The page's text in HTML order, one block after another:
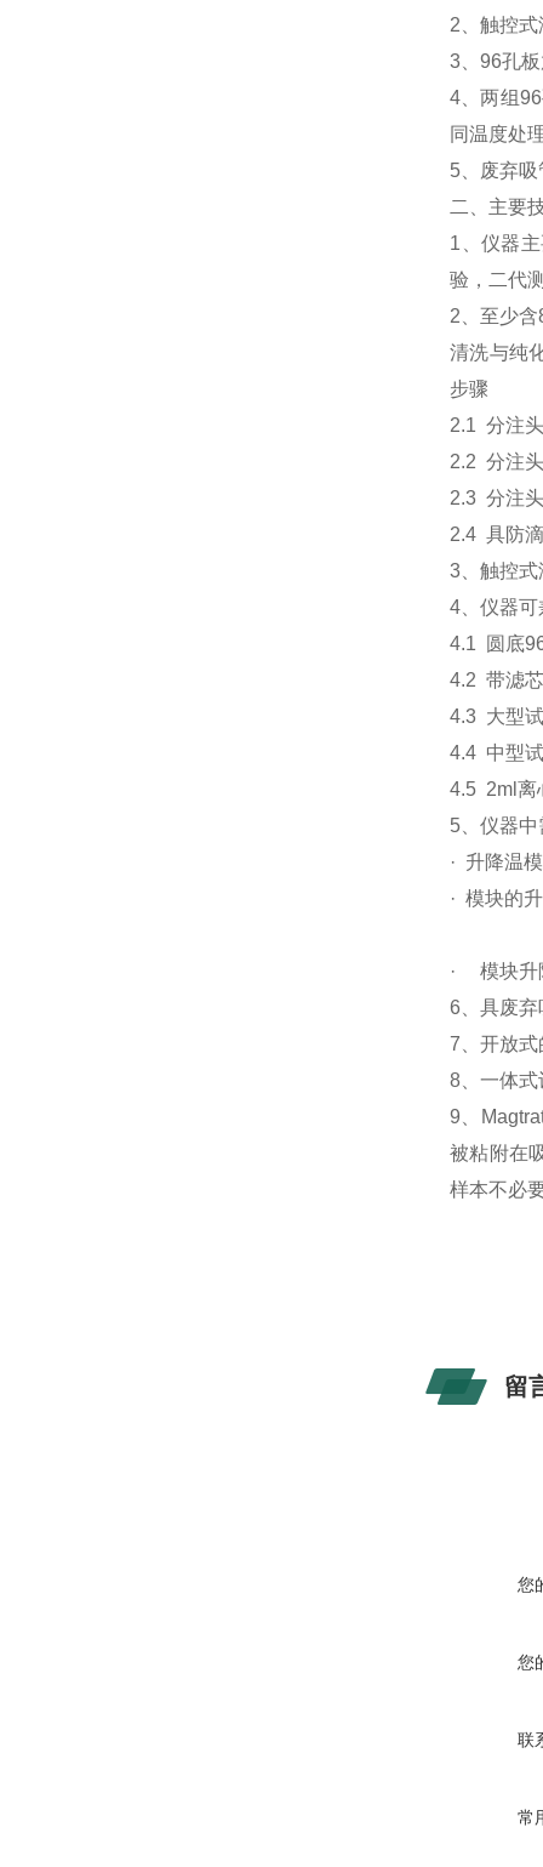
2、触控
3、96孔
4、两组
同温度处
5、废弃
二、主要
1、仪器
验，二代
2、至少
清洗与纯
步骤
2.1 分注
2.2 分注
2.3 分注
2.4 具防
3、触控
4、仪器
4.1 圆底
4.2 带滤
4.3 大型
4.4 中型
4.5 2ml离
5、仪器
· 升降温
· 模块的
· 模块升
6、具废
7、开放
8、一体
9、
被粘附在
样本不必
留
您
您
联
常